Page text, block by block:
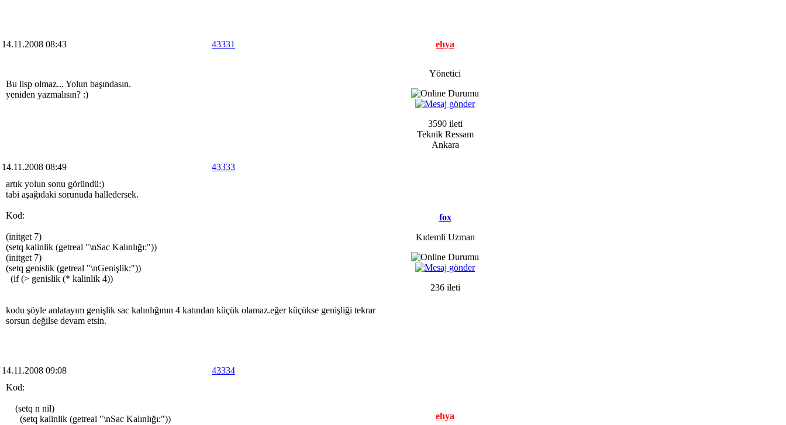
14.11.2008 08:43 43331 ehya
Yönetici
3590 ileti
Teknik Ressam
Ankara
Bu lisp olmaz... Yolun başındasın.
yeniden yazmalısın? :)
14.11.2008 08:49 43333
fox
Kıdemli Uzman
236 ileti
artık yolun sonu göründü:)
tabi aşağıdaki sorunuda halledersek.
Kod:
(initget 7)
(setq kalinlik (getreal "\nSac Kalınlığı:"))
(initget 7)
(setq genislik (getreal "\nGenişlik:"))
(if (> genislik (* kalinlik 4))
kodu şöyle anlatayım genişlik sac kalınlığının 4 katından küçük olamaz.eğer küçükse genişliği tekrar
sorsun değilse devam etsin.
14.11.2008 09:08 43334
ehya
Kod:
(setq n nil)
(setq kalinlik (getreal "\nSac Kalınlığı:"))